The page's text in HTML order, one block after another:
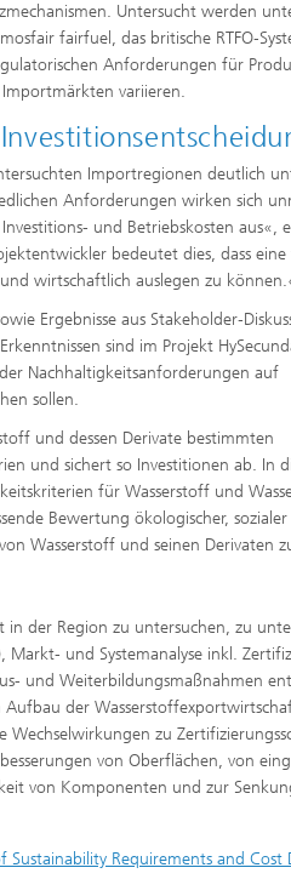
Untersucht werden
fairfuel, das britische
Anforderungen für
variieren.
Importregionen deutlich
Anforderungen wirken sich
und Betriebskosten aus«,
bedeutet dies, dass
wirtschaftlich auslegen zu
Ergebnisse aus
sind im Projekt
Nachhaltigkeitsanforderungen auf
sollen.
und dessen Derivate bestimmten
und sichert so Investitionen ab. In
für Wasserstoff und
Bewertung ökologischer, sozialer
Wasserstoff und seinen Derivaten
in der Region zu untersuchen, zu
und Systemanalyse inkl.
und Weiterbildungsmaßnahmen
der
zu
von Oberflächen, von
von Komponenten und zur
Requirements and Cost